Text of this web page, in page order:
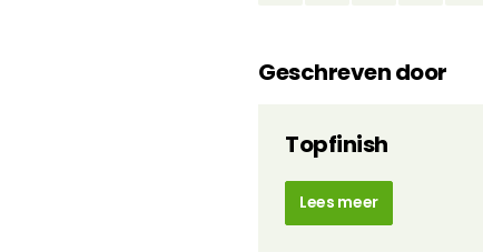
Geschreven door
Topfinish
Lees meer